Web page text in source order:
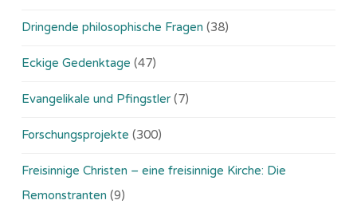
Dringende philosophische Fragen (38)
Eckige Gedenktage (47)
Evangelikale und Pfingstler (7)
Forschungsprojekte (300)
Freisinnige Christen – eine freisinnige Kirche: Die
Remonstranten (9)